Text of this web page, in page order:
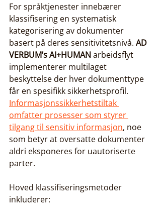
For språktjenester innebærer
klassifisering en systematisk
kategorisering av dokumenter
basert på deres sensitivitetsnivå. AD
VERBUM’sAI+HUMAN arbeidsflyt
implementerer multilaget
beskyttelse der hver dokumenttype
får en spesifikk sikkerhetsprofil.
Informasjonssikkerhetstiltak
omfatter prosesser som styrer
tilgang til sensitiv informasjon, noe
som betyr at oversatte dokumenter
aldri eksponeres for uautoriserte
parter.
Hoved klassifiseringsmetoder
inkluderer: